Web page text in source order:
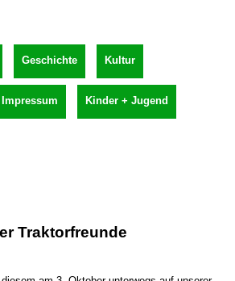
Geschichte Kultur
Impressum Kinder + Jugend
Traktorfreunde